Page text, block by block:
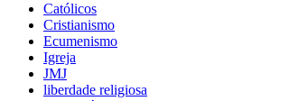
Católicos
Cristianismo
Ecumenismo
Igreja
JMJ
liberdade religiosa